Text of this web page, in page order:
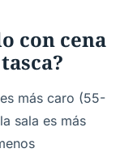
con cena
más caro (55-
sala es más